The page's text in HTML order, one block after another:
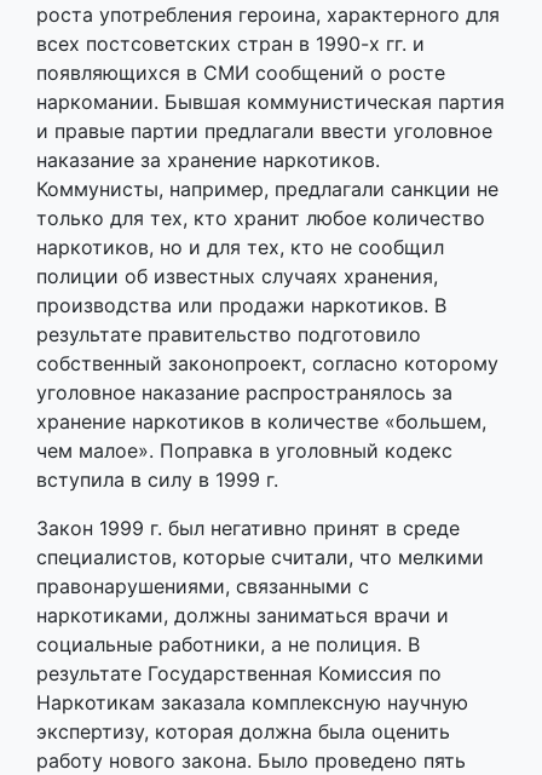
роста употребления героина, характерного для
всех постсоветских стран в 1990-х гг. и
появляющихся в СМИ сообщений о росте
наркомании. Бывшая коммунистическая партия
и правые партии предлагали ввести уголовное
наказание за хранение наркотиков.
Коммунисты, например, предлагали санкции не
только для тех, кто хранит любое количество
наркотиков, но и для тех, кто не сообщил
полиции об известных случаях хранения,
производства или продажи наркотиков. В
результате правительство подготовило
собственный законопроект, согласно которому
уголовное наказание распространялось за
хранение наркотиков в количестве «большем,
чем малое». Поправка в уголовный кодекс
вступила в силу в 1999 г.
Закон 1999 г. был негативно принят в среде
специалистов, которые считали, что мелкими
правонарушениями, связанными с
наркотиками, должны заниматься врачи и
социальные работники, а не полиция. В
результате Государственная Комиссия по
Наркотикам заказала комплексную научную
экспертизу, которая должна была оценить
работу нового закона. Было проведено пять